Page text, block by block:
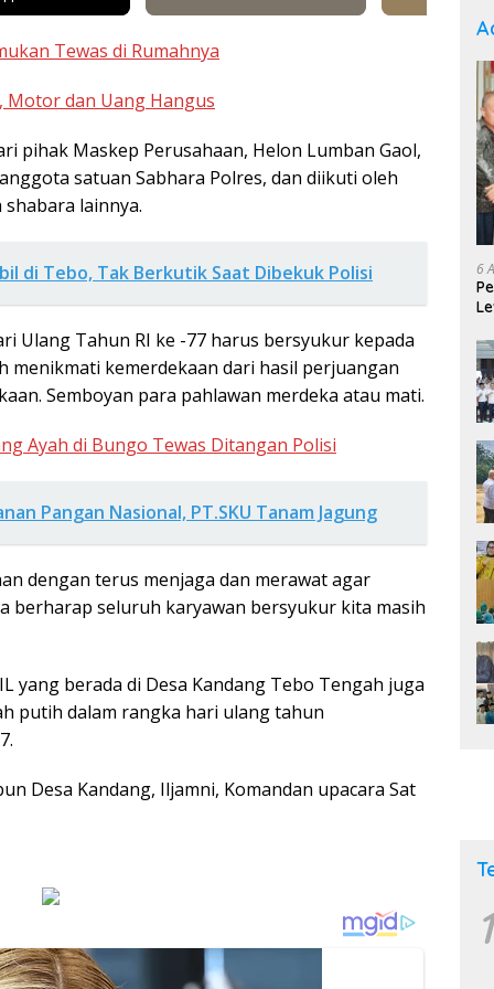
Tewas di Rumahnya
Motor dan Uang Hangus
pihak Maskep Perusahaan, Helon Lumban Gaol,
satuan Sabhara Polres, dan diikuti oleh
lainnya.
di Tebo, Tak Berkutik Saat Dibekuk Polisi
Ulang Tahun RI ke -77 harus bersyukur kepada
menikmati kemerdekaan dari hasil perjuangan
Semboyan para pahlawan merdeka atau mati.
Ayah di Bungo Tewas Ditangan Polisi
Pangan Nasional, PT.SKU Tanam Jagung
dengan terus menjaga dan merawat agar
berharap seluruh karyawan bersyukur kita masih
yang berada di Desa Kandang Tebo Tengah juga
putih dalam rangka hari ulang tahun
Desa Kandang, Iljamni, Komandan upacara Sat
6
1